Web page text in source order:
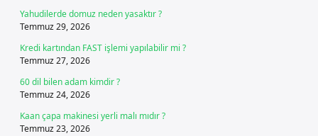
Yahudilerde domuz neden yasaktır ?
Temmuz 29, 2026
Kredi kartından FAST işlemi yapılabilir mi ?
Temmuz 27, 2026
60 dil bilen adam kimdir ?
Temmuz 24, 2026
Kaan çapa makinesi yerli malı mıdır ?
Temmuz 23, 2026